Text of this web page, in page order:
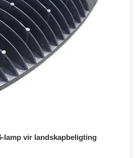
lamp vir landskapbeligting